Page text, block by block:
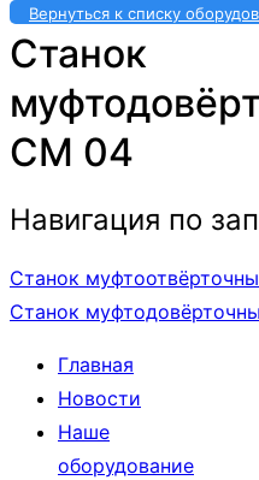
Вернуться к списку
Станок
СМ 04
Навигация по
Станок
Станок
Главная
Новости
Наше
оборудование